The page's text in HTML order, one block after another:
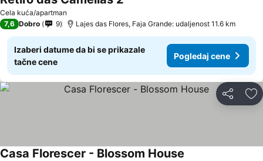
Cela kuća/apartman
7,6 Dobro 9 Lajes das Flores, Faja Grande: udaljenost 11.6 km
Izaberi datume da bi se prikazale
tačne cene
Pogledaj cene
Deli
Casa Florescer - Blossom House